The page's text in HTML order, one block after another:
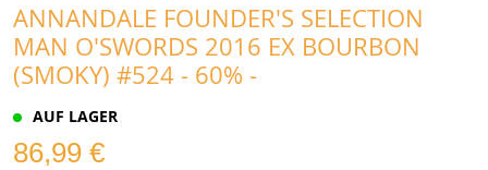
ANNANDALE FOUNDER'S SELECTION
MAN O'SWORDS 2016 EX BOURBON
(SMOKY) #524 - 60% -
AUF LAGER
86,99 €